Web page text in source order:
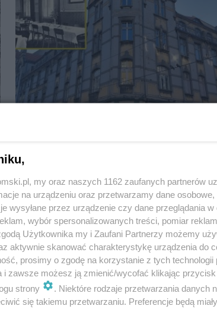
my oraz naszych 1162 zaufanych partnerów
na urządzeniu oraz przetwarzamy dane osobowe,
wysyłane przez urządzenie czy dane przeglądania w
wybór spersonalizowanych treści, pomiar
Użytkownika my i Zaufani Partnerzy możemy
aktywnie skanować charakterystykę urządzenia do
prosimy o zgodę na korzystanie z tych technologii
i zawsze możesz ją zmienić/wycofać klikając
strony
. Niektóre rodzaje przetwarzania danych
się takiemu przetwarzaniu. Preferencje będą